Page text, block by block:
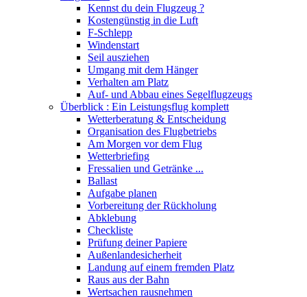
Kennst du dein Flugzeug ?
Kostengünstig in die Luft
F-Schlepp
Windenstart
Seil ausziehen
Umgang mit dem Hänger
Verhalten am Platz
Auf- und Abbau eines Segelflugzeugs
Überblick : Ein Leistungsflug komplett
Wetterberatung & Entscheidung
Organisation des Flugbetriebs
Am Morgen vor dem Flug
Wetterbriefing
Fressalien und Getränke ...
Ballast
Aufgabe planen
Vorbereitung der Rückholung
Abklebung
Checkliste
Prüfung deiner Papiere
Außenlandesicherheit
Landung auf einem fremden Platz
Raus aus der Bahn
Wertsachen rausnehmen